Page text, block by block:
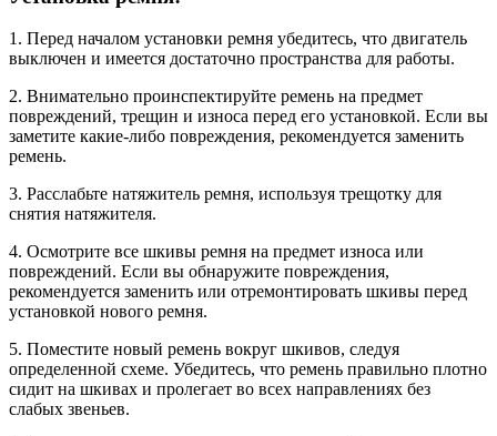
1. Перед началом установки ремня убедитесь, что двигатель
выключен и имеется достаточно пространства для работы.
2. Внимательно проинспектируйте ремень на предмет
повреждений, трещин и износа перед его установкой. Если вы
заметите какие-либо повреждения, рекомендуется заменить
ремень.
3. Расслабьте натяжитель ремня, используя трещотку для
снятия натяжителя.
4. Осмотрите все шкивы ремня на предмет износа или
повреждений. Если вы обнаружите повреждения,
рекомендуется заменить или отремонтировать шкивы перед
установкой нового ремня.
5. Поместите новый ремень вокруг шкивов, следуя
определенной схеме. Убедитесь, что ремень правильно плотно
сидит на шкивах и пролегает во всех направлениях без
слабых звеньев.